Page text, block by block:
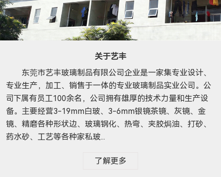
关于艺丰
东莞市艺丰玻璃制品有限公司企业是一家集专业设计、
专业生产，加工、销售于一体的专业玻璃制品实业公司。公
司下属有员工100余名，公司拥有雄厚的技术力量和生产设
备。主要经营3-19mm白玻、3-6mm银镜茶镜、灰镜、金
镜、精磨各种形状边、玻璃钢化、热弯、夹胶焗油、打砂、
药水砂、工艺等各种家私玻...
了解更多